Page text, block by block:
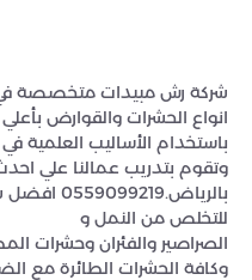
شركة رش مبيدات متخصصة
انواع الحشرات والقوارض
باستخدام الأساليب العلمية
وتقوم بتدريب عمالنا علي
للتخلص من النمل و
الصراصير والفئران وحشرات
وكافة الحشرات الطائرة مع